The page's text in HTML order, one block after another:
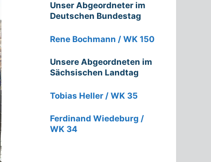
Unser Abgeordneter im
Deutschen Bundestag
Rene Bochmann / WK 150
Unsere Abgeordneten im
Sächsischen Landtag
Tobias Heller / WK 35
Ferdinand Wiedeburg /
WK 34